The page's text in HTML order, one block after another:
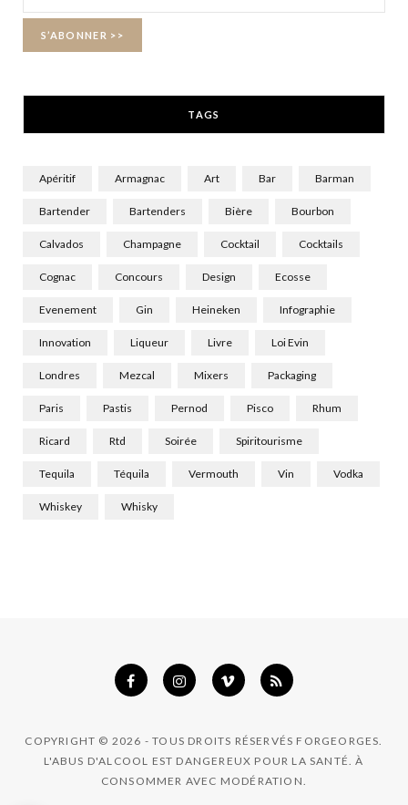
TAGS
Apéritif Armagnac Art Bar Barman
Bartender Bartenders Bière Bourbon
Calvados Champagne Cocktail Cocktails
Cognac Concours Design Ecosse
Evenement Gin Heineken Infographie
Innovation Liqueur Livre Loi Evin
Londres Mezcal Mixers Packaging
Paris Pastis Pernod Pisco Rhum
Ricard Rtd Soirée Spiritourisme
Tequila Téquila Vermouth Vin Vodka
Whiskey Whisky
COPYRIGHT © 2026 - TOUS DROITS RÉSERVÉS FORGEORGES.
L'ABUS D'ALCOOL EST DANGEREUX POUR LA SANTÉ. À
CONSOMMER AVEC MODÉRATION.